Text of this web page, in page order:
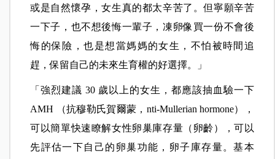
或是自然懷孕，女生真的都太辛苦了。但寧願辛苦
一下子，也不想後悔一輩子，凍卵像買一份不會後
悔的保險，也是想當媽媽的女生，不怕被時間追
趕，保留自己的未來生育權的好選擇。」
「強烈建議 30 歲以上的女生，都應該抽血驗一下
AMH （抗穆勒氏賀爾蒙，nti-Mullerian hormone），
可以簡單快速瞭解女性卵巢庫存量（卵齡），可以
先評估一下自己的卵巢功能，卵子庫存量。基本